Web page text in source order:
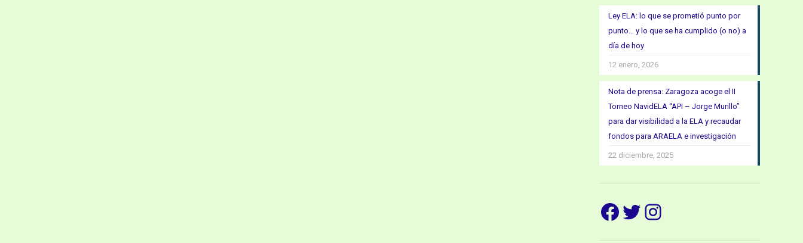
Ley ELA: lo que se prometió punto por
punto… y lo que se ha cumplido (o no) a
día de hoy
12 enero, 2026
Nota de prensa: Zaragoza acoge el II
Torneo NavidELA “API – Jorge Murillo”
para dar visibilidad a la ELA y recaudar
fondos para ARAELA e investigación
22 diciembre, 2025
Facebook
Twitter
Instagram